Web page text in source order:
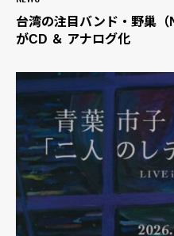
台湾の注目バンド・野巢
がCD ＆ アナログ化